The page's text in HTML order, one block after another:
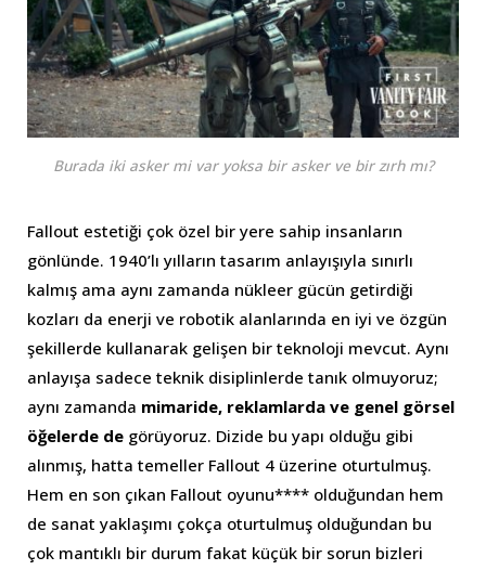
Burada iki asker mi var yoksa bir asker ve bir zırh mı?
Fallout estetiği çok özel bir yere sahip insanların
gönlünde. 1940’lı yılların tasarım anlayışıyla sınırlı
kalmış ama aynı zamanda nükleer gücün getirdiği
kozları da enerji ve robotik alanlarında en iyi ve özgün
şekillerde kullanarak gelişen bir teknoloji mevcut. Aynı
anlayışa sadece teknik disiplinlerde tanık olmuyoruz;
aynı zamanda mimaride, reklamlarda ve genel görsel
öğelerde de görüyoruz. Dizide bu yapı olduğu gibi
alınmış, hatta temeller Fallout 4 üzerine oturtulmuş.
Hem en son çıkan Fallout oyunu**** olduğundan hem
de sanat yaklaşımı çokça oturtulmuş olduğundan bu
çok mantıklı bir durum fakat küçük bir sorun bizleri